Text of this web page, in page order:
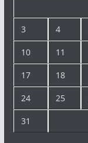
3 4
10 11
17 18
24 25
31